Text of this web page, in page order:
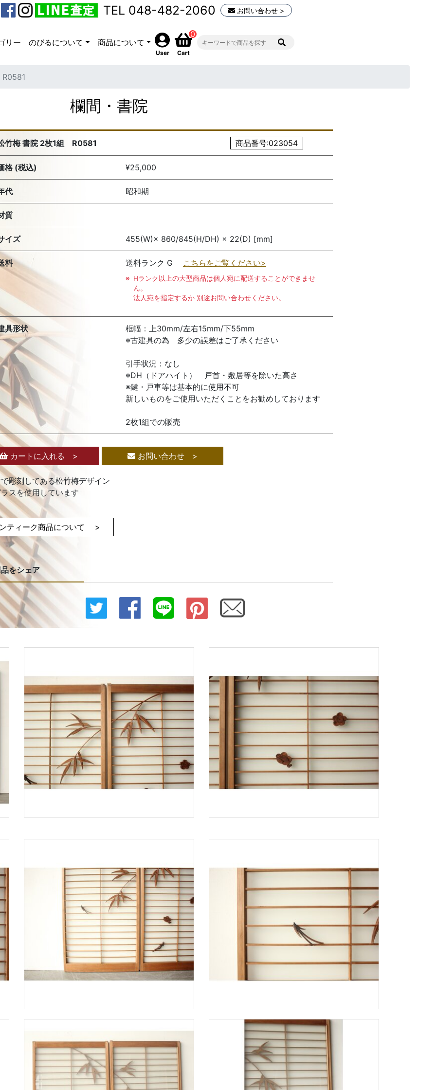
TEL 048-482-2060 お問い合わせ >
リー のびるについて 商品について
User
0
Cart
欄間・書院
竹梅 書院 2枚1組 R0581 商品番号:023054
格 (税込) ¥25,000
代 昭和期
質
イズ 455(W)× 860/845(H/DH) × 22(D) [mm]
料 送料ランク G こちらをご覧ください>
Hランク以上の大型商品は個人宛に配送することができませ
ん。
法人宛を指定するか 別途お問い合わせください。
具形状
框幅：上30mm/左右15mm/下55mm
※古建具の為 多少の誤差はご了承ください
引手状況：なし
※DH（ドアハイト） 戸首・敷居等を除いた高さ
※鍵・戸車等は基本的に使用不可
新しいものをご使用いただくことをお勧めしております
2枚1組での販売
カートに入れる > お問い合わせ >
彫刻してある松竹梅デザイン
スを使用しています
ティーク商品について >
をシェア